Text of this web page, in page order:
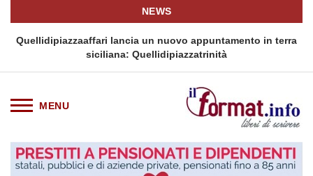
NEWS
Quellidipiazzaaffari lancia un nuovo appuntamento in terra
siciliana: Quellidipiazzatrinità